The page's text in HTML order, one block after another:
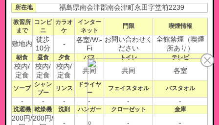
所在地 福島県南会津郡南会津町永田字堂前2239
教習所
まで
コンビ
ニ
カラオ
ケ
インター
ネット
門限 喫煙情報
敷地内
徒歩
10分
-
各室/Wi-
Fi
お問い合わせく
ださい
全館禁煙（喫煙
所あり）
朝食 昼食 夕食 バス トイレ テレビ
校内/
定食
校内/
定食
校内/
定食
共同 共同 各室
ソープ
シャン
プー
リンス
ドライヤ
ー
フェイスタオル バスタオル
- - - - - -
洗濯機 乾燥機 洗剤 ハンガー クローゼット 金庫
200円/200円/
- ○ - -